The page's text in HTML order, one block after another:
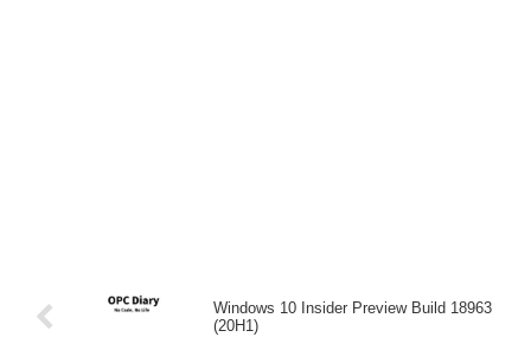
Windows 10 Insider Preview Build 18963
(20H1)